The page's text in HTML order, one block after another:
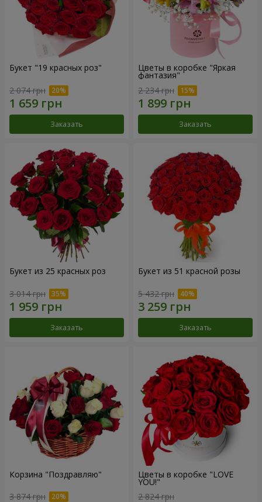
Букет "19 красных роз"
2 074 грн
Заказать
Цветы в коробке "Яркая
фантазия"
2 234 грн
Заказать
Букет из 25 красных роз
3 014 грн
Заказать
Букет из 51 красной розы
5 432 грн
Заказать
Корзина "Поздравляю"
3 874 грн
Цветы в коробке "LOVE
YOU!"
2 824 грн